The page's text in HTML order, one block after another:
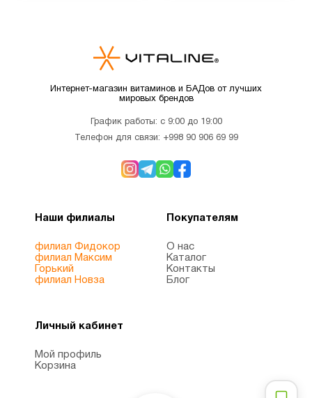
Интернет-магазин витаминов и БАДов от лучших
мировых брендов
График работы: с 9:00 до 19:00
Телефон для связи: +998 90 906 69 99
Наши филиалы
филиал Фидокор
филиал Максим
Горький
филиал Новза
Покупателям
О нас
Каталог
Контакты
Блог
Личный кабинет
Мой профиль
Корзина